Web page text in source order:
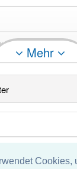
Cookies,
Mehr